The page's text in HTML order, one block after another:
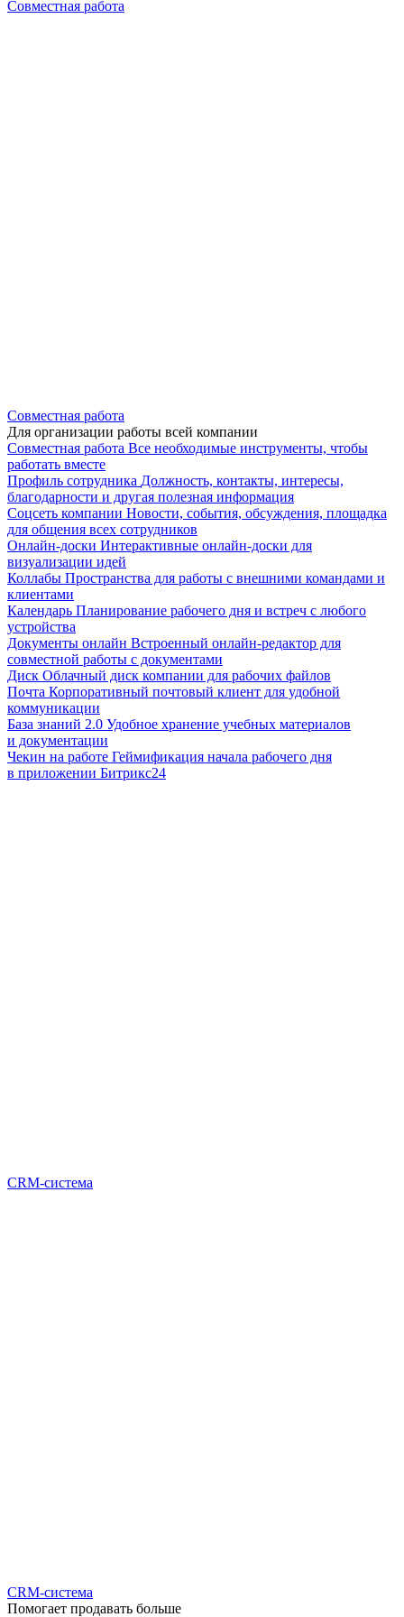
Совместная работа
Совместная работа
Для организации работы всей компании
Совместная работа Все необходимые инструменты, чтобы
работать вместе
Профиль сотрудника Должность, контакты, интересы,
благодарности и другая полезная информация
Соцсеть компании Новости, события, обсуждения, площадка
для общения всех сотрудников
Онлайн-доски Интерактивные онлайн-доски для
визуализации идей
Коллабы Пространства для работы с внешними командами и
клиентами
Календарь Планирование рабочего дня и встреч с любого
устройства
Документы онлайн Встроенный онлайн-редактор для
совместной работы с документами
Диск Облачный диск компании для рабочих файлов
Почта Корпоративный почтовый клиент для удобной
коммуникации
База знаний 2.0 Удобное хранение учебных материалов
и документации
Чекин на работе Геймификация начала рабочего дня
в приложении Битрикс24
CRM-система
CRM-система
Помогает продавать больше